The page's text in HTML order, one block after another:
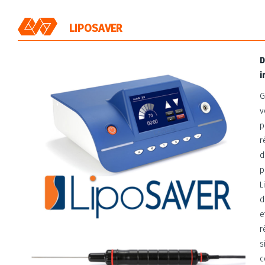
LIPOSAVER